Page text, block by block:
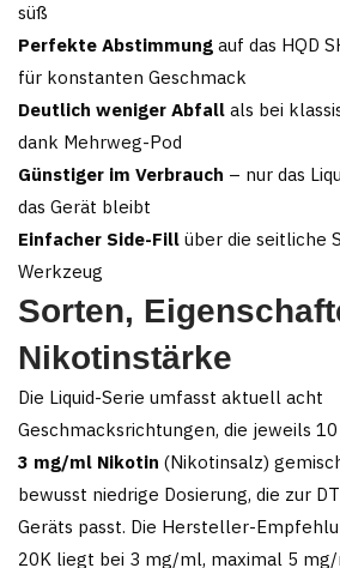
süß
Perfekte Abstimmung auf das HQD
für konstanten Geschmack
Deutlich weniger Abfall als bei
dank Mehrweg-Pod
Günstiger im Verbrauch – nur das
das Gerät bleibt
Einfacher Side-Fill über die seitliche
Werkzeug
Sorten,
Nikotinstärke
Die Liquid-Serie umfasst aktuell acht
Geschmacksrichtungen, die jeweils
3 mg/ml Nikotin (Nikotinsalz)
bewusst niedrige Dosierung, die zur
Geräts passt. Die Hersteller-
20K liegt bei 3 mg/ml, maximal 5